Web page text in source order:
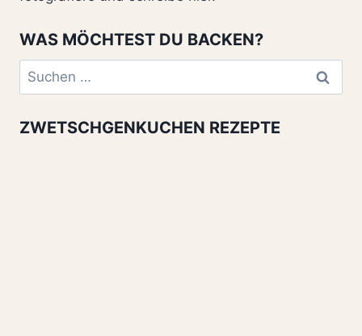
WAS MÖCHTEST DU BACKEN?
Suchen
nach:
ZWETSCHGENKUCHEN REZEPTE